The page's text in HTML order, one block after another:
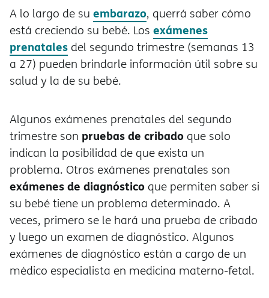
A lo largo de su embarazo, querrá saber cómo
está creciendo su bebé. Los exámenes
prenatales del segundo trimestre (semanas 13
a 27) pueden brindarle información útil sobre su
salud y la de su bebé.
Algunos exámenes prenatales del segundo
trimestre son pruebas de cribado que solo
indican la posibilidad de que exista un
problema. Otros exámenes prenatales son
exámenes de diagnóstico que permiten saber si
su bebé tiene un problema determinado. A
veces, primero se le hará una prueba de cribado
y luego un examen de diagnóstico. Algunos
exámenes de diagnóstico están a cargo de un
médico especialista en medicina materno-fetal.